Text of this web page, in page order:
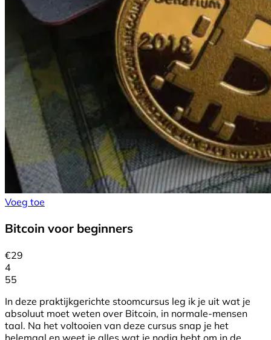
Voeg toe
Bitcoin voor beginners
€29
4
55
In deze praktijkgerichte stoomcursus leg ik je uit wat je
absoluut moet weten over Bitcoin, in normale-mensen
taal. Na het voltooien van deze cursus snap je het